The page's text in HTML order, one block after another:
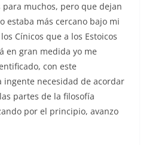
muchos, pero que dejan
estaba más cercano bajo mi
Cínicos que a los Estoicos
en gran medida yo me
con este
ingente necesidad de acordar
partes de la filosofía
por el principio, avanzo